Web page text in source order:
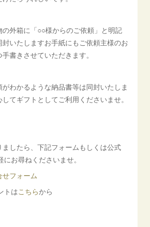
の外箱に「○○様からのご依頼」と明記
封いたしますお手紙にもご依頼主様のお
書きさせていただきます。
がわかるような納品書等は同封いたしま
てギフトとしてご利用くださいませ。
ましたら、下記フォームもしくは公式
お尋ねくださいませ。
フォーム
トはこちらから